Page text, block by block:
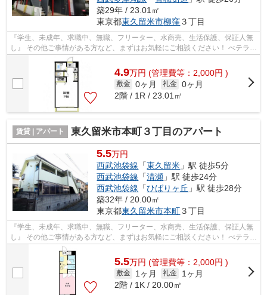
築29年 / 23.01㎡
東京都東久留米市柳窪３丁目
『学生、未成年、求職中、無職、フリーター、水商売、生活保護、保証人無
し』 その他ご事情がある方など、まずはお気軽にご相談ください！ べテラン
スタッフが対応致しますのでご希望...
4.9万円 (管理費等：2,000円 )
敷金 0ヶ月 礼金 0ヶ月
2階 / 1R / 23.01㎡
賃貸 | アパート 東久留米市本町３丁目のアパート
5.5万円
西武池袋線 「東久留米 」駅 徒歩5分
西武池袋線 「清瀬 」駅 徒歩24分
西武池袋線 「ひばりヶ丘 」駅 徒歩28分
築32年 / 20.00㎡
東京都東久留米市本町３丁目
『学生、未成年、求職中、無職、フリーター、水商売、生活保護、保証人無
し』 その他ご事情がある方など、まずはお気軽にご相談ください！ べテラン
スタッフが対応致しますのでご希望...
5.5万円 (管理費等：2,000円 )
敷金 1ヶ月 礼金
1ヶ月
2階 / 1K / 20.00㎡